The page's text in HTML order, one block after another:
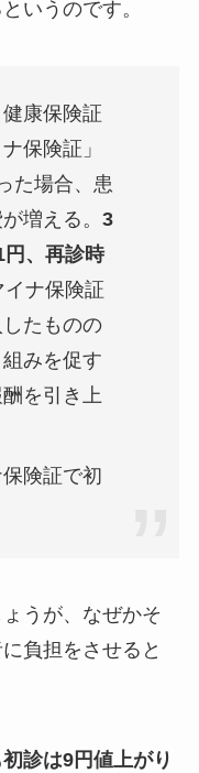
いうのです。
康保険証
保険証」
た場合、患
増える。 3
、再診時
イナ保険証
たものの
みを促す
を引き上
険証で初
うが、なぜかそ
負担をさせると
診は9円値上がり